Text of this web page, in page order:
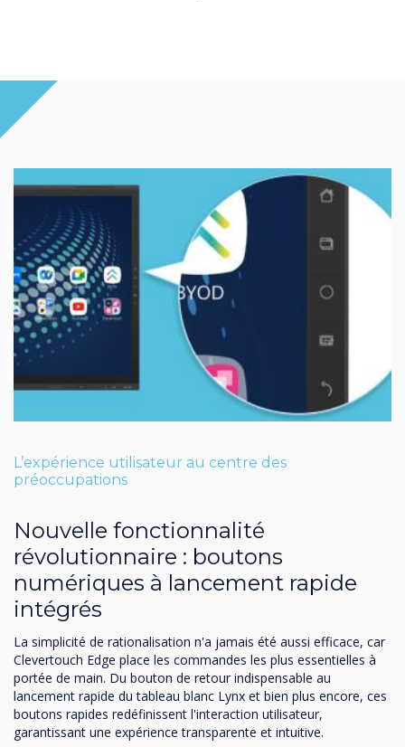
L’expérience utilisateur au centre des
préoccupations
Nouvelle fonctionnalité
révolutionnaire : boutons
numériques à lancement rapide
intégrés
La simplicité de rationalisation n'a jamais été aussi efficace, car
Clevertouch Edge place les commandes les plus essentielles à
portée de main. Du bouton de retour indispensable au
lancement rapide du tableau blanc Lynx et bien plus encore, ces
boutons rapides redéfinissent l'interaction utilisateur,
garantissant une expérience transparente et intuitive.